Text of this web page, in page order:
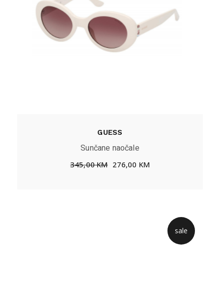
GUESS
Sunčane naočale
345,00KM 276,00 KM
sale